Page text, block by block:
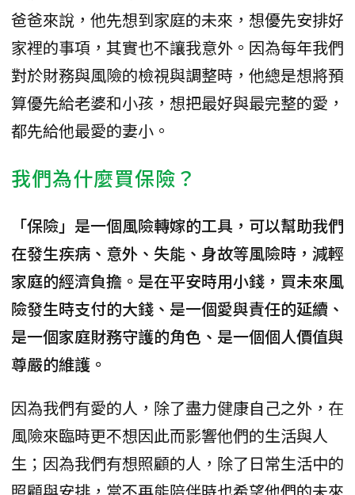
爸爸來說，他先想到家庭的未來，想優先安排好
家裡的事項，其實也不讓我意外。因為每年我們
對於財務與風險的檢視與調整時，他總是想將預
算優先給老婆和小孩，想把最好與最完整的愛，
都先給他最愛的妻小。
我們為什麼買保險？
「保險」是一個風險轉嫁的工具，可以幫助我們
在發生疾病、意外、失能、身故等風險時，減輕
家庭的經濟負擔。是在平安時用小錢，買未來風
險發生時支付的大錢、是一個愛與責任的延續、
是一個家庭財務守護的角色、是一個個人價值與
尊嚴的維護。
因為我們有愛的人，除了盡力健康自己之外，在
風險來臨時更不想因此而影響他們的生活與人
生；因為我們有想照顧的人，除了日常生活中的